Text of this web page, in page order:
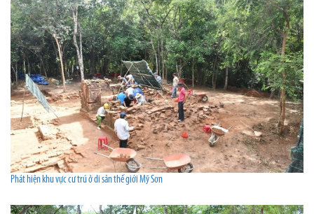
Phát hiện khu vực cư trú ở di sản thế giới Mỹ Sơn